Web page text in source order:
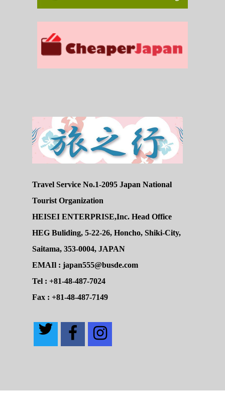
Travel Service No.1-2095 Japan National
Tourist Organization
HEISEI ENTERPRISE,Inc. Head Office
HEG Buliding, 5-22-26, Honcho, Shiki-City,
Saitama, 353-0004, JAPAN
EMAIl : japan555@busde.com
Tel : +81-48-487-7024
Fax : +81-48-487-7149